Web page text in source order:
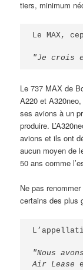
tiers, minimum
Le MAX,
"Je crois
Le 737 MAX de
A220 et
ses avions à un
produire.
avions et ils ont
aucun moyen de
50 ans comme
Ne pas
certains des plus
"Nous
Air Lease